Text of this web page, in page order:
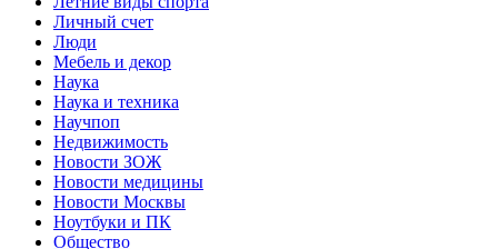
Личный счет
Люди
Мебель и декор
Наука
Наука и техника
Научпоп
Недвижимость
Новости ЗОЖ
Новости медицины
Новости Москвы
Ноутбуки и ПК
Общество